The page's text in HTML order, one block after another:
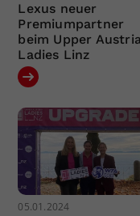
Lexus neuer
Premiumpartner
beim Upper
Ladies Linz
05.01.2024